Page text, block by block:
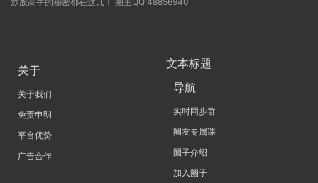
关于
关于我们
免责申明
平台优势
广告合作
文本标题
导航
实时同步群
圈友专属课
圈子介绍
加入圈子